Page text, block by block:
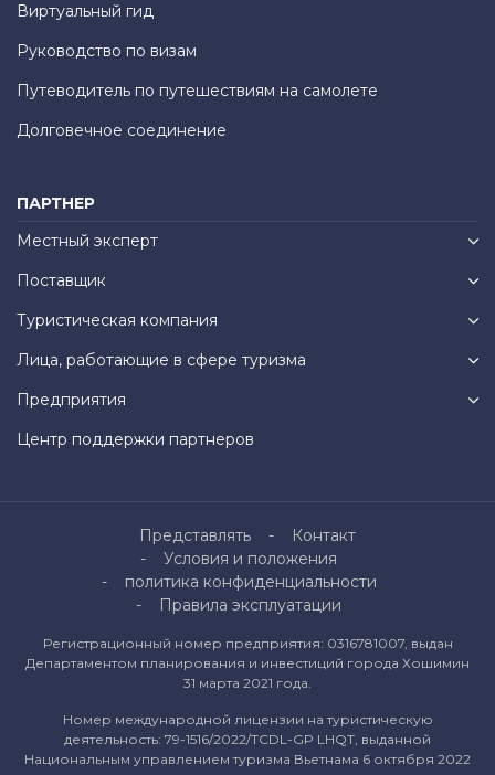
Виртуальный гид
Руководство по визам
Путеводитель по путешествиям на самолете
Долговечное соединение
ПАРТНЕР
Местный эксперт
Поставщик
Туристическая компания
Лица, работающие в сфере туризма
Предприятия
Центр поддержки партнеров
Представлять
Контакт
Условия и положения
политика конфиденциальности
Правила эксплуатации
Регистрационный номер предприятия: 0316781007, выдан
Департаментом планирования и инвестиций города Хошимин
31 марта 2021 года.
Номер международной лицензии на туристическую
деятельность: 79-1516/2022/TCDL-GP LHQT, выданной
Национальным управлением туризма Вьетнама 6 октября 2022